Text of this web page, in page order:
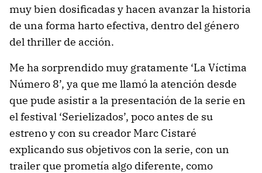
muy bien dosificadas y hacen avanzar la historia
de una forma harto efectiva, dentro del género
del thriller de acción.
Me ha sorprendido muy gratamente ‘La Víctima
Número 8’, ya que me llamó la atención desde
que pude asistir a la presentación de la serie en
el festival ‘Serielizados’, poco antes de su
estreno y con su creador Marc Cistaré
explicando sus objetivos con la serie, con un
trailer que prometía algo diferente, como